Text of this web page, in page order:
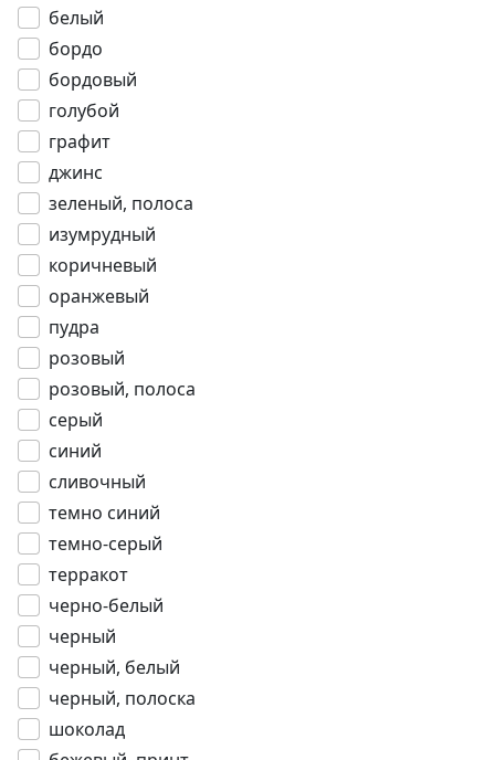
белый
бордо
бордовый
голубой
графит
джинс
зеленый, полоса
изумрудный
коричневый
оранжевый
пудра
розовый
розовый, полоса
серый
синий
сливочный
темно синий
темно-серый
терракот
черно-белый
черный
черный, белый
черный, полоска
шоколад